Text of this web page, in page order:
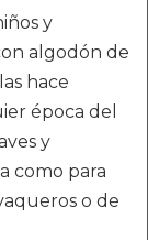
y
algodón de
hace
época del
y
como para
o de